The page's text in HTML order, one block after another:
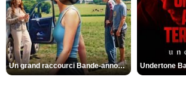
Un grand raccourci Bande-annonce VF